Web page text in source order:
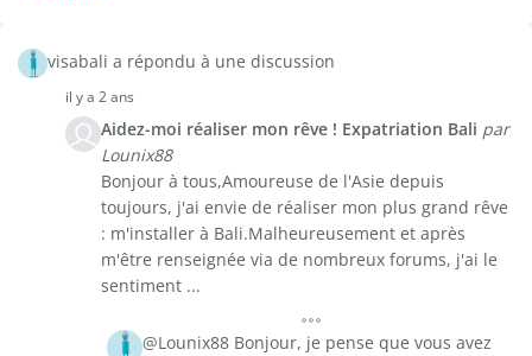
visabali a répondu à une discussion
il y a 2 ans
Aidez-moi réaliser mon rêve ! Expatriation Bali par
Lounix88
Bonjour à tous,Amoureuse de l'Asie depuis
toujours, j'ai envie de réaliser mon plus grand rêve
: m'installer à Bali.Malheureusement et après
m'être renseignée via de nombreux forums, j'ai le
sentiment ...
@Lounix88 Bonjour, je pense que vous avez